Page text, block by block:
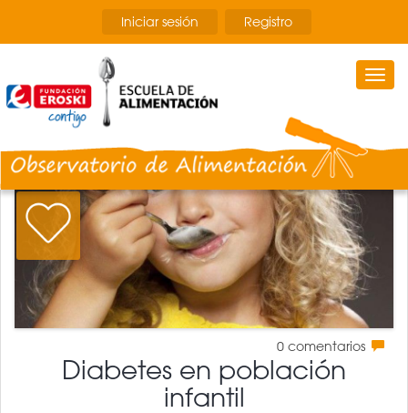
contenido
Iniciar sesión Registro
0 comentarios
Diabetes en población
infantil